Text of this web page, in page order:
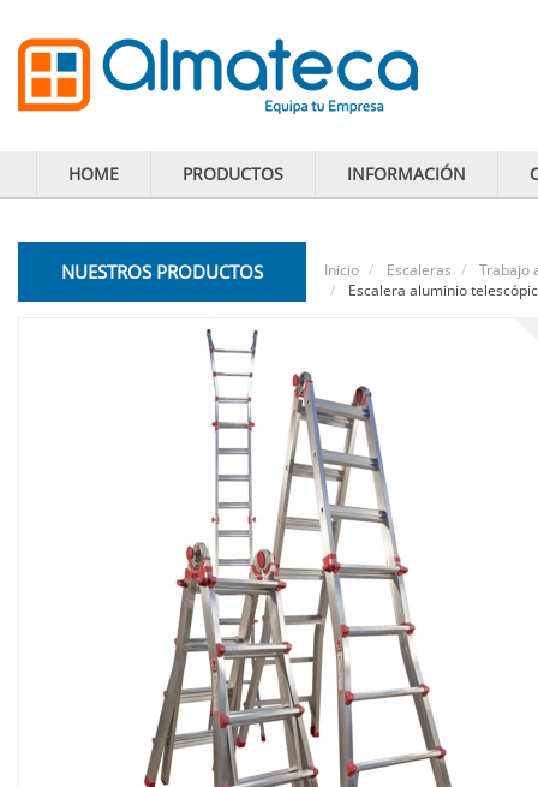
HOME PRODUCTOS INFORMACIÓN
NUESTROS PRODUCTOS Inicio Escaleras
Trabajo
Escalera aluminio